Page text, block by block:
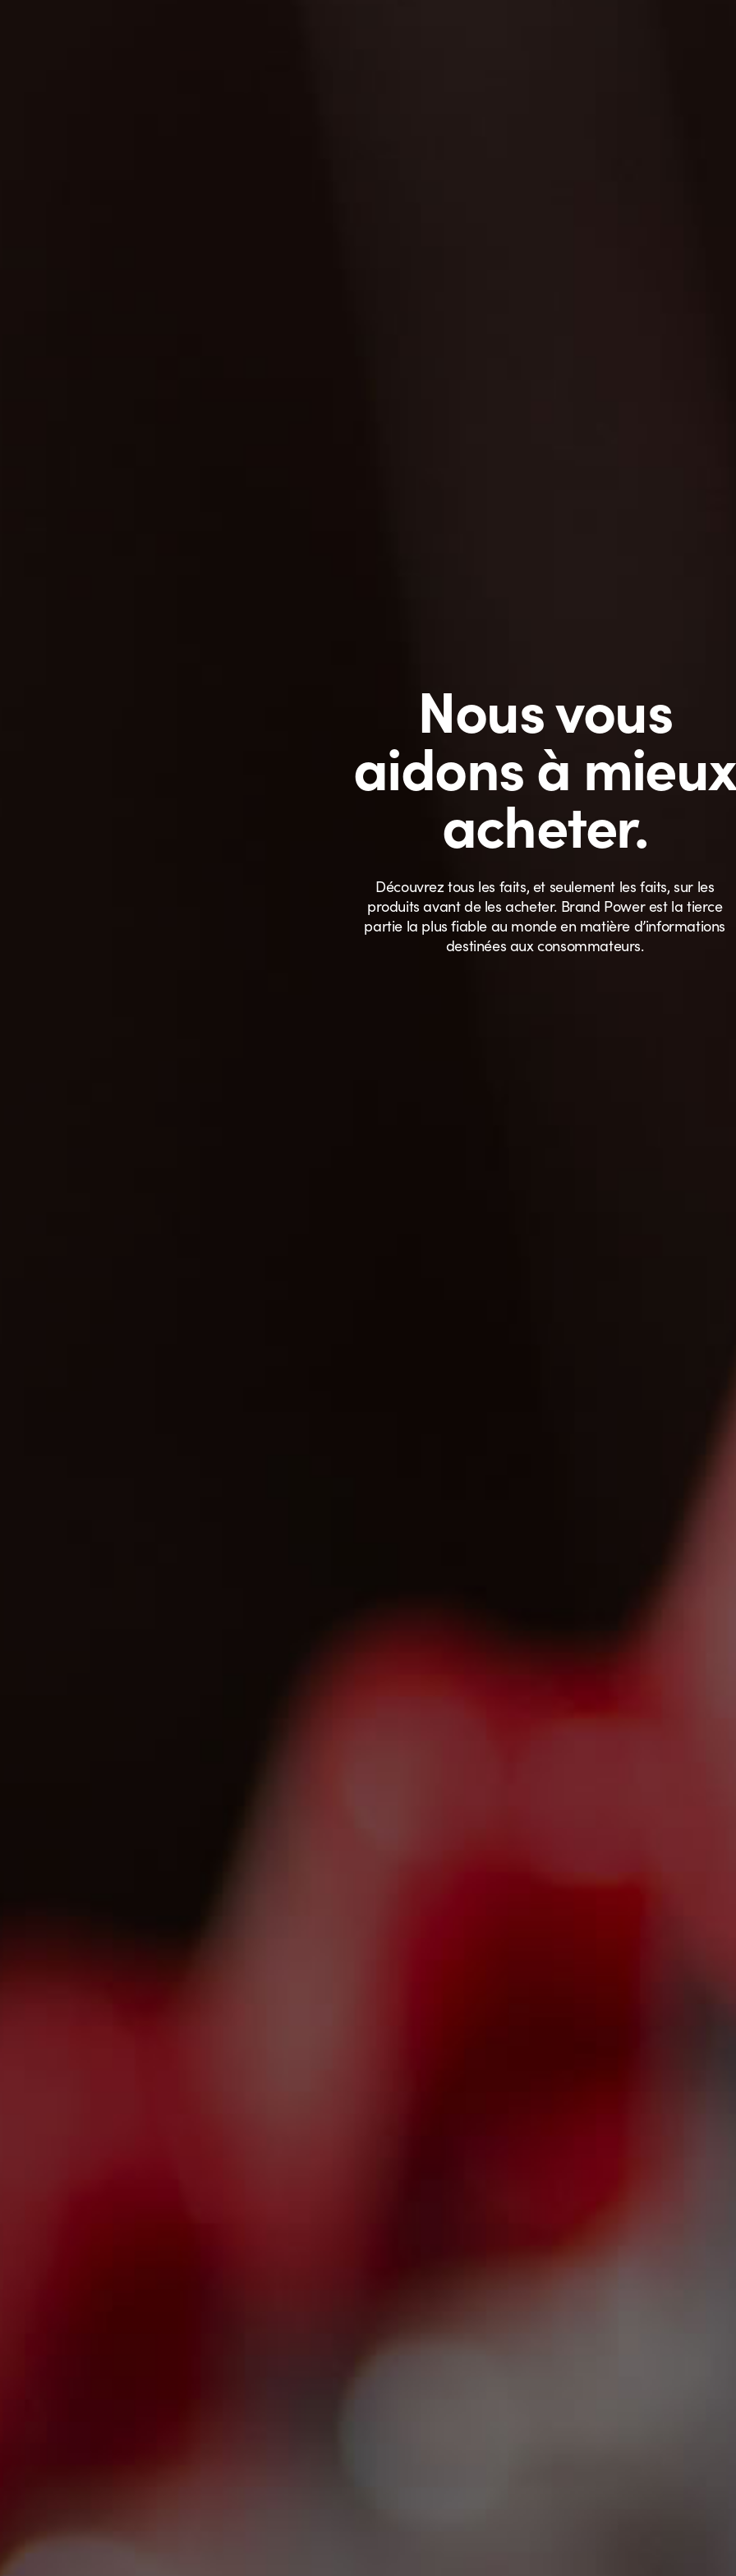
Nous vous
aidons à mieux
acheter.
Découvrez tous les faits, et seulement les faits, sur les
produits avant de les acheter. Brand Power est la tierce
partie la plus fiable au monde en matière d’informations
destinées aux consommateurs.